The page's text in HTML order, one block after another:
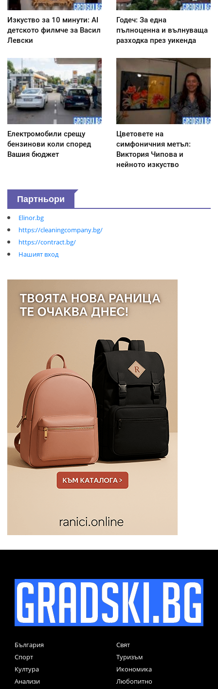
Изкуство за 10 минути: AI
детското филмче за Васил
Левски
Годеч: За една
пълноценна и вълнуваща
разходка през уикенда
Електромобили срещу
бензинови коли според
Вашия бюджет
Цветовете на
симфоничния метъл:
Виктория Чипова и
нейното изкуство
Партньори
Elinor.bg
https://cleaningcompany.bg/
https://contract.bg/
Нашият вход
България
Свят
Спорт
Туризъм
Култура
Икономика
Анализи
Любопитно